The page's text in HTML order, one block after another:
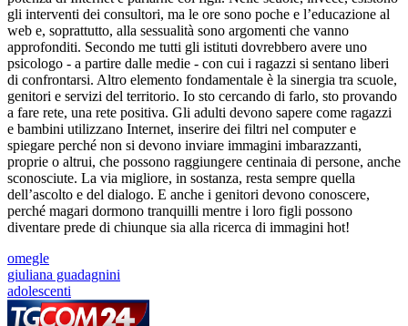
gli interventi dei consultori, ma le ore sono poche e l’educazione al
web e, soprattutto, alla sessualità sono argomenti che vanno
approfonditi. Secondo me tutti gli istituti dovrebbero avere uno
psicologo - a partire dalle medie - con cui i ragazzi si sentano liberi
di confrontarsi. Altro elemento fondamentale è la sinergia tra scuole,
genitori e servizi del territorio. Io sto cercando di farlo, sto provando
a fare rete, una rete positiva. Gli adulti devono sapere come ragazzi
e bambini utilizzano Internet, inserire dei filtri nel computer e
spiegare perché non si devono inviare immagini imbarazzanti,
proprie o altrui, che possono raggiungere centinaia di persone, anche
sconosciute. La via migliore, in sostanza, resta sempre quella
dell’ascolto e del dialogo. E anche i genitori devono conoscere,
perché magari dormono tranquilli mentre i loro figli possono
diventare prede di chiunque sia alla ricerca di immagini hot!
omegle
giuliana guadagnini
adolescenti